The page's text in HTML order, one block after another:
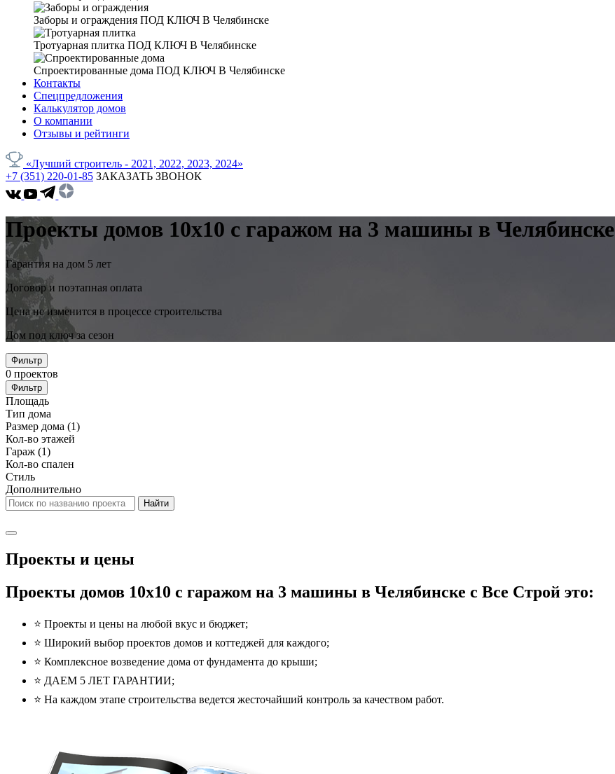
Заборы и ограждения ПОД КЛЮЧ В Челябинске
Тротуарная плитка ПОД КЛЮЧ В Челябинске
Спроектированные дома ПОД КЛЮЧ В Челябинске
Контакты
Спецпредложения
Калькулятор домов
О компании
Отзывы и рейтинги
«Лучший строитель - 2021, 2022, 2023, 2024»
+7 (351) 220-01-85 ЗАКАЗАТЬ ЗВОНОК
Проекты домов 10x10 с гаражом на 3 машины в Челябинске
Гарантия на дом 5 лет
Договор и поэтапная оплата
Цена не изменится в процессе строительства
Дом под ключ за сезон
Фильтр
0 проектов
Фильтр
Площадь
Тип дома
Размер дома (1)
Кол-во этажей
Гараж (1)
Кол-во спален
Стиль
Дополнительно
Проекты и цены
Проекты домов 10x10 с гаражом на 3 машины в Челябинске с Все Строй это:
⭐️ Проекты и цены на любой вкус и бюджет;
⭐️ Широкий выбор проектов домов и коттеджей для каждого;
⭐️ Комплексное возведение дома от фундамента до крыши;
⭐️ ДАЕМ 5 ЛЕТ ГАРАНТИИ;
⭐️ На каждом этапе строительства ведется жесточайший контроль за качеством работ.